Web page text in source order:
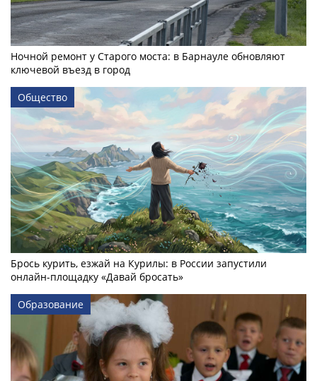
Ночной ремонт у Старого моста: в Барнауле обновляют
ключевой въезд в город
Общество
Брось курить, езжай на Курилы: в России запустили
онлайн-­площадку «Давай бросать»
Образование